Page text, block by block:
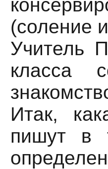
(соление
Учитель
класса
Итак,
пишут в